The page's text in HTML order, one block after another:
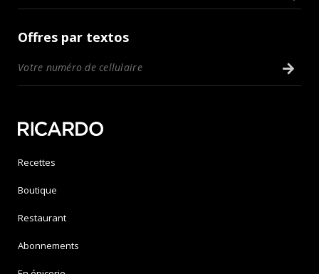
Offres par textos
Recettes
Boutique
Restaurant
Abonnements